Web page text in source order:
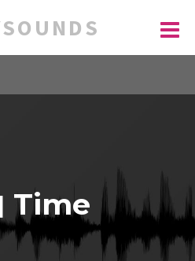
Time